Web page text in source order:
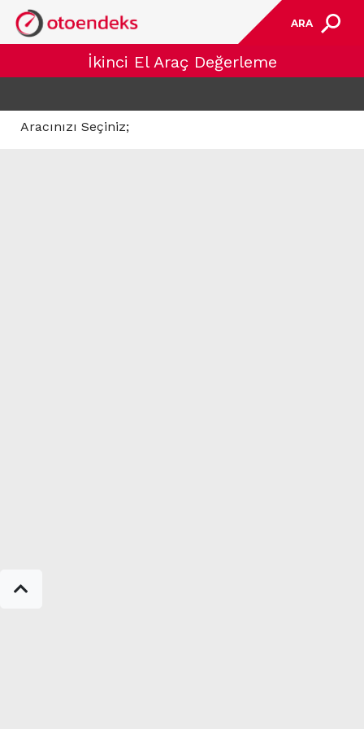
ARA
İkinci El Araç Değerleme
Aracınızı Seçiniz;